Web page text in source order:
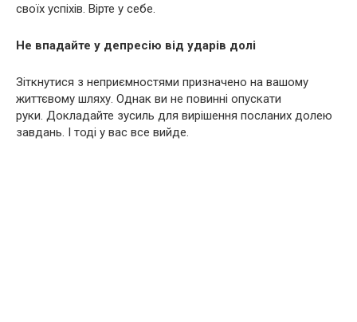
своїх успіхів. Вірте у себе.
Не впадайте у депресію від ударів долі
Зіткнутися з неприємностями призначено на вашому
життєвому шляху. Однак ви не повинні опускати
руки. Докладайте зусиль для вирішення посланих долею
завдань. І тоді у вас все вийде.